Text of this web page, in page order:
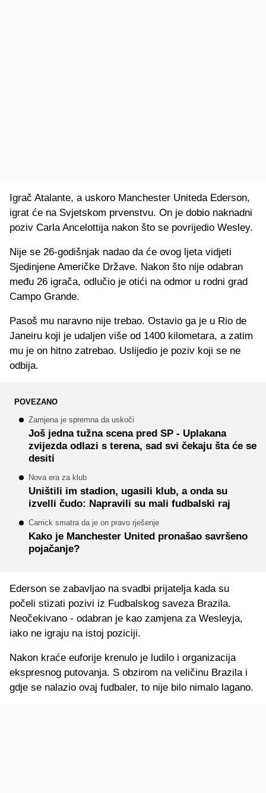
Igrač Atalante, a uskoro Manchester Uniteda Ederson,
igrat će na Svjetskom prvenstvu. On je dobio naknadni
poziv Carla Ancelottija nakon što se povrijedio Wesley.
Nije se 26-godišnjak nadao da će ovog ljeta vidjeti
Sjedinjene Američke Države. Nakon što nije odabran
među 26 igrača, odlučio je otići na odmor u rodni grad
Campo Grande.
Pasoš mu naravno nije trebao. Ostavio ga je u Rio de
Janeiru koji je udaljen više od 1400 kilometara, a zatim
mu je on hitno zatrebao. Uslijedio je poziv koji se ne
odbija.
POVEZANO
Zamjena je spremna da uskoči
Još jedna tužna scena pred SP - Uplakana
zvijezda odlazi s terena, sad svi čekaju šta će se
desiti
Nova era za klub
Uništili im stadion, ugasili klub, a onda su
izvelli čudo: Napravili su mali fudbalski raj
Carrick smatra da je on pravo rješenje
Kako je Manchester United pronašao savršeno
pojačanje?
Ederson se zabavljao na svadbi prijatelja kada su
počeli stizati pozivi iz Fudbalskog saveza Brazila.
Neočekivano - odabran je kao zamjena za Wesleyja,
iako ne igraju na istoj poziciji.
Nakon kraće euforije krenulo je ludilo i organizacija
ekspresnog putovanja. S obzirom na veličinu Brazila i
gdje se nalazio ovaj fudbaler, to nije bilo nimalo lagano.